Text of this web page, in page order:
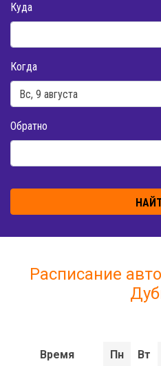
Куда
Когда
Обратно
Расписание
Время Пн Вт